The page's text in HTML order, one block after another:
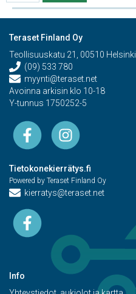
Teraset Finland Oy
Teollisuuskatu 21, 00510 Helsinki
(09) 533 780
myynti@teraset.net
Avoinna arkisin klo 10-18
Y-tunnus 1750252-5
Tietokonekierrätys.fi
Powered by Teraset Finland Oy
kierratys@teraset.net
Info